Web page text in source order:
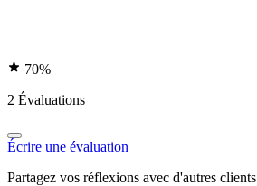
70%
2 Évaluations
Écrire une évaluation
Partagez vos réflexions avec d'autres clients